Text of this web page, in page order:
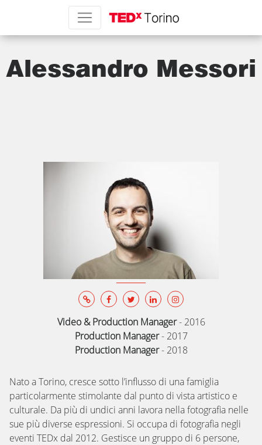
Alessandro Messori
Video & Production Manager- 2016
Production Manager- 2017
Production Manager- 2018
Nato a Torino, cresce sotto l’influsso di una famiglia
particolarmente stimolante dal punto di vista artistico e
culturale. Da più di undici anni lavora nella fotografia nelle
sue più diverse espressioni. Si occupa di fotografia negli
eventi TEDx dal 2012. Gestisce un gruppo di 6 persone,